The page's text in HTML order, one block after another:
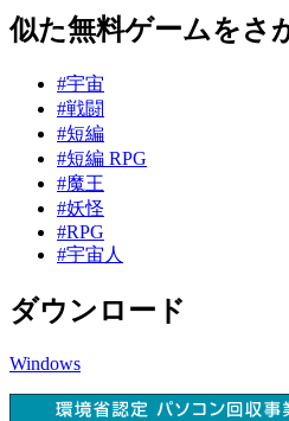
似た無料ゲームをさ
#宇宙
#戦闘
#短編
#短編 RPG
#魔王
#妖怪
#RPG
#宇宙人
ダウンロード
Windows